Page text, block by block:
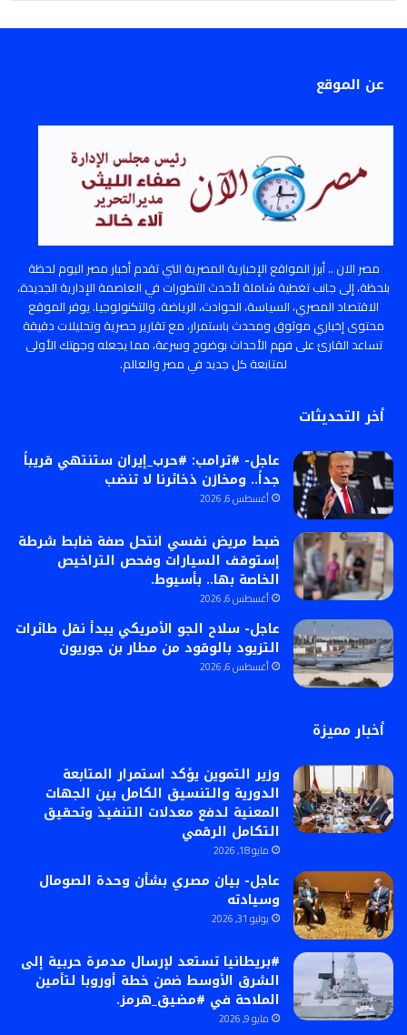
عن الموقع
مصر الان .. أبرز المواقع الإخبارية المصرية التي تقدم أخبار مصر اليوم لحظة
بلحظة، إلى جانب تغطية شاملة لأحدث التطورات في العاصمة الإدارية الجديدة،
الاقتصاد المصري، السياسة، الحوادث، الرياضة، والتكنولوجيا. يوفر الموقع
محتوى إخباري موثوق ومحدث باستمرار، مع تقارير حصرية وتحليلات دقيقة
تساعد القارئ على فهم الأحداث بوضوح وسرعة، مما يجعله وجهتك الأولى
لمتابعة كل جديد في مصر والعالم.
أخر التحديثات
عاجل- #ترامب: #حرب_إيران ستنتهي قريباً
جداً.. ومخازن ذخائرنا لا تنضب
أغسطس 6, 2026
ضبط مريض نفسي انتحل صفة ضابط شرطة
إستوقف السيارات وفحص التراخيص
الخاصة بها.. بأسيوط.
أغسطس 6, 2026
عاجل- سلاح الجو الأمريكي يبدأ نقل طائرات
التزيود بالوقود من مطار بن جوريون
أغسطس 6, 2026
أخبار مميزة
وزير التموين يؤكد استمرار المتابعة
الدورية والتنسيق الكامل بين الجهات
المعنية لدفع معدلات التنفيذ وتحقيق
التكامل الرقمي
مايو 18, 2026
عاجل- بيان مصري بشأن وحدة الصومال
وسيادته
يوليو 31, 2026
#بريطانيا تستعد لإرسال مدمرة حربية إلى
الشرق الأوسط ضمن خطة أوروبا لتأمين
الملاحة في #مضيق_هرمز.
مايو 9, 2026